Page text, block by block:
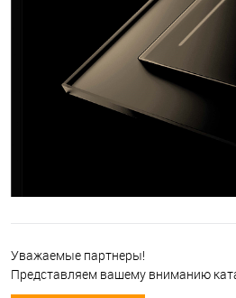
Уважаемые партнеры!
Представляем вашему вниманию